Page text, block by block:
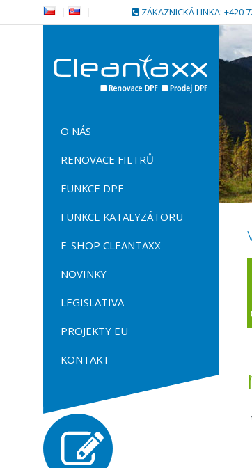
ZÁKAZNICKÁ LINKA: +420
O NÁS
RENOVACE FILTRŮ
FUNKCE DPF
FUNKCE KATALYZÁTORU
E-SHOP CLEANTAXX
NOVINKY
LEGISLATIVA
PROJEKTY EU
KONTAKT